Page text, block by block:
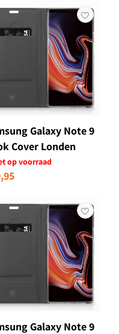
Galaxy Note 9
Cover Londen
op voorraad
Galaxy Note 9